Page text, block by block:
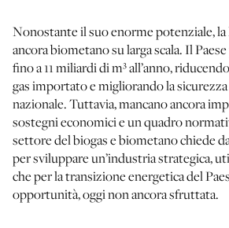
Nonostante il suo enorme potenziale,
ancora biometano su larga scala. Il
fino a 11 miliardi di m³ all’anno,
gas importato e migliorando la
nazionale. Tuttavia, mancano ancora
sostegni economici e un quadro
settore del biogas e biometano chiede
per sviluppare un’industria strategica,
che per la transizione energetica del
opportunità, oggi non ancora sfruttata.